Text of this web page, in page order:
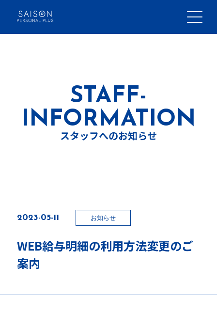
代表メッセージ
人材をお探しの方へ
STAFF-
INFORMATION
スタッフへのお知らせ
2023-05-11 お知らせ
WEB給与明細の利用方法変更のご
案内